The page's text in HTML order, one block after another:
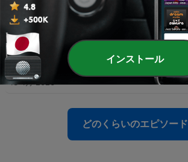
27 4月 2026
2026/4/17（金）放送 イチオクのオンスト
20 4月 2026
3 - 2026/4/10（金）放送 イチオクのオンスト
13 4月 2026
どのくらいのエピソード
インストール